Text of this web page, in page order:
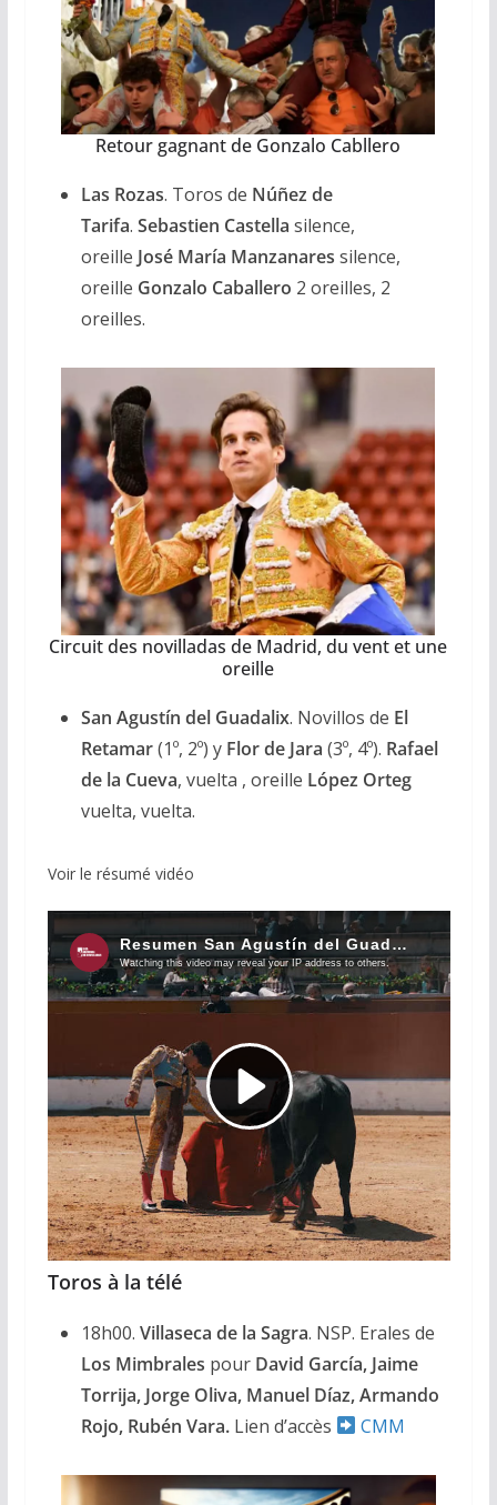
Retour gagnant de Gonzalo Cabllero
Las Rozas. Toros de Núñez de
Tarifa. Sebastien Castella silence,
oreille José María Manzanares silence,
oreille Gonzalo Caballero 2 oreilles, 2
oreilles.
Circuit des novilladas de Madrid, du vent et une
oreille
San Agustín del Guadalix. Novillos de El
Retamar(1º, 2º) y Flor de Jara (3º, 4º). Rafael
de la Cueva, vuelta , oreille López Orteg
vuelta, vuelta.
Voir le résumé vidéo
Toros à la télé
18h00. Villaseca de la Sagra. NSP. Erales de
Los Mimbrales pour David García, Jaime
Torrija, Jorge Oliva, Manuel Díaz, Armando
Rojo, Rubén Vara.Lien d’accès CMM